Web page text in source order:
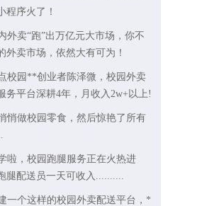
程序火了！
外卖“跑”出万亿元大市场，你不
外卖市场，依然大有可为！
校园**创业者陈泽微，校园外卖
务平台深耕4年，月收入2w+以上!
悄做校园零食，然后惊艳了所有
啦，校园跑腿服务正在火热进
腿配送员一天可收入..........
一个这样的校园外卖配送平台，*